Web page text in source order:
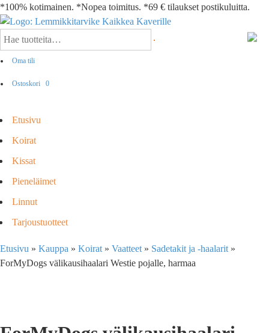
*100% kotimainen. *Nopea toimitus. *69 € tilaukset postikuluitta.
Oma tili
Ostoskori 0
Etusivu
Koirat
Kissat
Pieneläimet
Linnut
Tarjoustuotteet
Etusivu » Kauppa » Koirat » Vaatteet » Sadetakit ja -haalarit »
ForMyDogs välikausihaalari Westie pojalle, harmaa